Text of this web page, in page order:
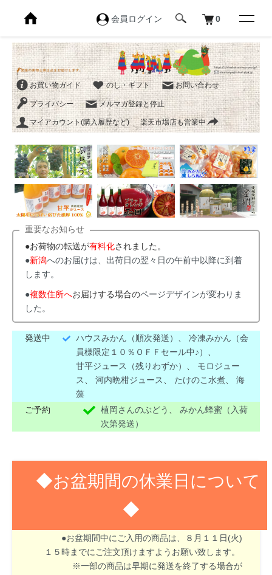
会員ログイン 0
お買い物ガイド のし・ギフト お問い合わせ
プライバシー メルマガ登録と停止
マイアカウント(購入履歴など) 楽天市場店も営業中
重要なお知らせ
●お荷物の転送が有料化されました。
●新潟へのお届けは、出荷日の翌々日の午前中以降に到着
します。
●複数住所へお届けする場合のページデザインが変わりま
した。
発送中 ハウスみかん（順次発送） 、冷凍みかん（会
員様限定１０％ＯＦＦセール中♪）
甘平ジュース（残りわずか）
モロジュー
ス
、河内晩柑ジュース たけのこ水煮 、海
藻
ご予約
植岡さんのぶどう 、みかん蜂蜜（入荷
次第発送）
◆お盆期間の休業日について
◆
８月１３日(木)～１６日(日)はお盆期間のため休業
●お盆期間中にご入用の商品は、８月１１日(火)
１５時までにご注文頂けますようお願い致します。
※一部の商品は早期に発送を終了する場合が